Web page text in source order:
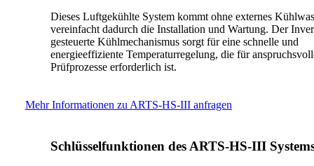
Dieses Luftgekühlte System kommt ohne externes
vereinfacht dadurch die Installation und Wartung. Der
gesteuerte Kühlmechanismus sorgt für eine schnelle und
energieeffiziente Temperaturregelung, die für
Prüfprozesse erforderlich ist.
Mehr Informationen zu ARTS-HS-III anfragen
Schlüsselfunktionen des ARTS-HS-III